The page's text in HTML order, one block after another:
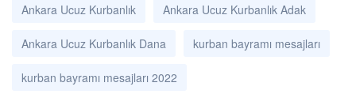
Ankara Ucuz Kurbanlık Ankara Ucuz Kurbanlık Adak
Ankara Ucuz Kurbanlık Dana kurban bayramı mesajları
kurban bayramı mesajları 2022